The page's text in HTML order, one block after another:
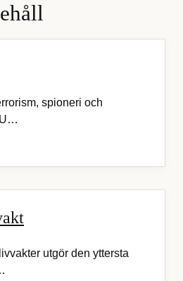
spioneri och
U…
utgör den yttersta